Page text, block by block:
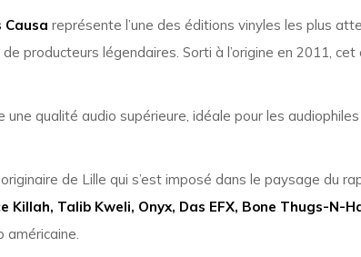
Causa représente l’une des éditions vinyles les plus
producteurs légendaires. Sorti à l’origine en 2011,
qualité audio supérieure, idéale pour les
de Lille qui s’est imposé dans le paysage du
Killah, Talib Kweli, Onyx, Das EFX, Bone Thugs-N-
américaine.